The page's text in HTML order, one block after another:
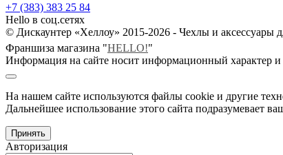
+7 (383) 383 25 84
Hello в соц.сетях
© Дискаунтер «Хеллоу» 2015-2026 - Чехлы и аксессуары
Франшиза магазина "HELLO!"
Информация на сайте носит информационный характер
На нашем сайте используются файлы cookie и другие
Дальнейшее использование этого сайта подразумевает
Принять
Авторизация